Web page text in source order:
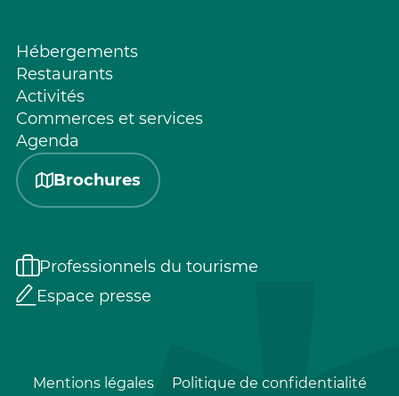
Hébergements
Restaurants
Activités
Commerces et services
Agenda
Brochures
Professionnels du tourisme
Espace presse
Mentions légales Politique de confidentialité